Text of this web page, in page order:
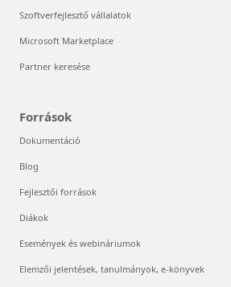
Szoftverfejlesztő vállalatok
Microsoft Marketplace
Partner keresése
Források
Dokumentáció
Blog
Fejlesztői források
Diákok
Események és webináriumok
Elemzői jelentések, tanulmányok, e-könyvek